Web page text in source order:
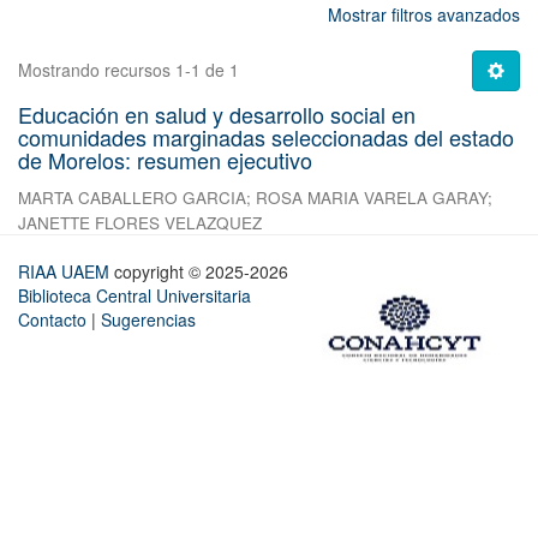
Mostrar filtros avanzados
Mostrando recursos 1-1 de 1
Educación en salud y desarrollo social en
comunidades marginadas seleccionadas del estado
de Morelos: resumen ejecutivo
MARTA CABALLERO GARCIA; ROSA MARIA VARELA GARAY;
JANETTE FLORES VELAZQUEZ
RIAA UAEM copyright © 2025-2026
Biblioteca Central Universitaria
Contacto | Sugerencias